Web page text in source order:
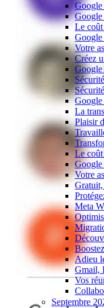
Google
Google
Le coût
Google
Votre
Créez
Google
Google
La
Plaisir
Le
Google
Votre
Gratuit,
Meta
Adieu
Gmail,
Vos
Septembre